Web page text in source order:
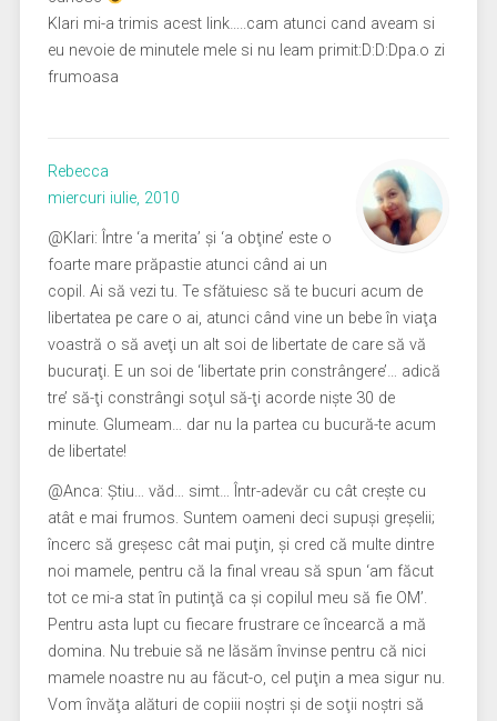
Klari mi-a trimis acest link…..cam atunci cand aveam si
eu nevoie de minutele mele si nu leam primit:D:D:Dpa.o zi
frumoasa
Rebecca
miercuri iulie, 2010
@Klari: Între ‘a merita’ şi ‘a obţine’ este o
foarte mare prăpastie atunci când ai un
copil. Ai să vezi tu. Te sfătuiesc să te bucuri acum de
libertatea pe care o ai, atunci când vine un bebe în viaţa
voastră o să aveţi un alt soi de libertate de care să vă
bucuraţi. E un soi de ‘libertate prin constrângere’… adică
tre’ să-ţi constrângi soţul să-ţi acorde nişte 30 de
minute. Glumeam… dar nu la partea cu bucură-te acum
de libertate!
@Anca: Ştiu… văd… simt… Într-adevăr cu cât creşte cu
atât e mai frumos. Suntem oameni deci supuşi greşelii;
încerc să greşesc cât mai puţin, şi cred că multe dintre
noi mamele, pentru că la final vreau să spun ‘am făcut
tot ce mi-a stat în putinţă ca şi copilul meu să fie OM’.
Pentru asta lupt cu fiecare frustrare ce încearcă a mă
domina. Nu trebuie să ne lăsăm învinse pentru că nici
mamele noastre nu au făcut-o, cel puţin a mea sigur nu.
Vom învăţa alături de copiii noştri şi de soţii noştri să